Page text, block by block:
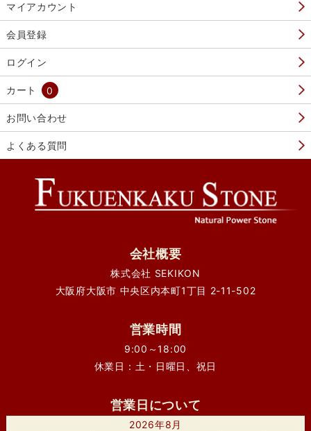
マイアカウント
会員登録
ログイン
カート 0
お問い合わせ
よくある質問
会社概要
株式会社 SEKIKON
大阪府大阪市 中央区内本町1丁目 2-11-502
営業時間
9:00～18:00
休業日：土・日曜日、祝日
営業日について
2026年8月